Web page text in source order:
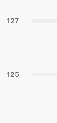
127
125